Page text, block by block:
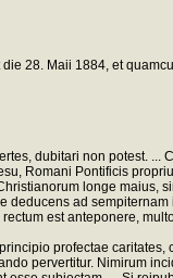
28. Maii 1884, et
dubitari non potest.
Romani Pontificis
longe maius,
ad
est anteponere,
profectae
pervertitur. Nimirum